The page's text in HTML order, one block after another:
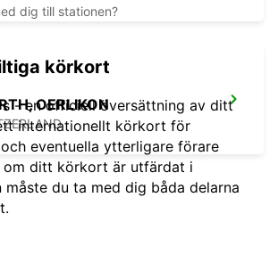
OERLIKON
dig till stationen?
körkort
- en officiell översättning av ditt
internationellt körkort för
eventuella ytterligare förare
om ditt körkort är utfärdat i
måste du ta med dig båda delarna